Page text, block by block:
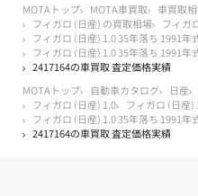
MOTAトップ MOTA車買取 車買取
フィガロ (日産) の買取相場
フィガ
フィガロ (日産) 1.0 35年落ち 1991年
フィガロ (日産) 1.0 35年落ち 1991年
2417164の車買取 査定価格実績
MOTAトップ
自動車カタログ 日産
フィガロ (日産) 1.0
フィガロ (日産)
フィガロ (日産) 1.0 35年落ち 1991年
2417164の車買取 査定価格実績